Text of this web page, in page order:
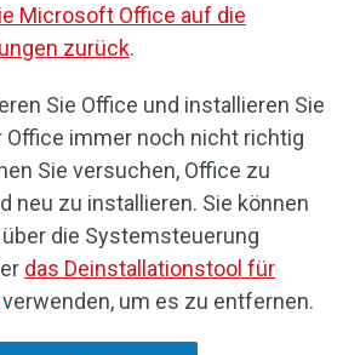
Microsoft Office auf die
zurück.
Sie Office und installieren Sie
Office immer noch nicht richtig
Sie versuchen, Office zu
neu zu installieren. Sie können
die Systemsteuerung
das Deinstallationstool für
verwenden, um es zu entfernen.